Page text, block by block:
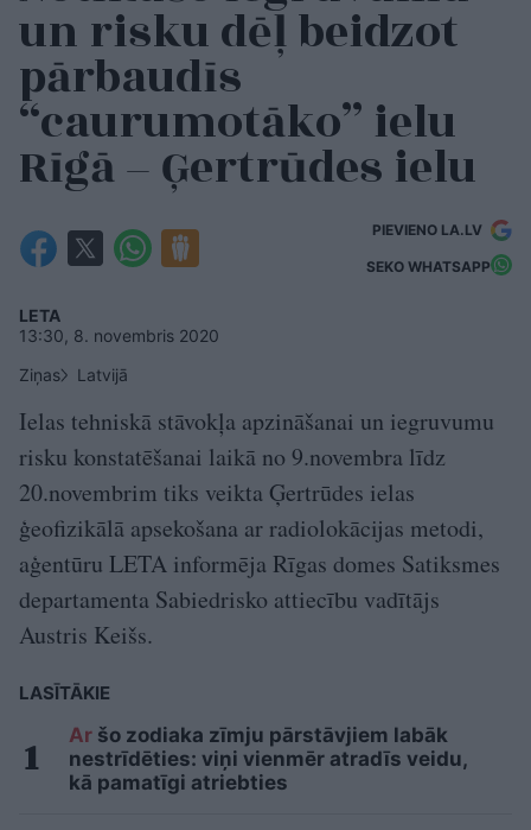
un risku dēļ beidzot
pārbaudīs
“caurumotāko” ielu
Rīgā – Ģertrūdes ielu
PIEVIENO LA.LV
SEKO WHATSAPP
LETA
13:30, 8. novembris 2020
Ziņas
Latvijā
Ielas tehniskā stāvokļa apzināšanai un iegruvumu
risku konstatēšanai laikā no 9.novembra līdz
20.novembrim tiks veikta Ģertrūdes ielas
ģeofizikālā apsekošana ar radiolokācijas metodi,
aģentūru LETA informēja Rīgas domes Satiksmes
departamenta Sabiedrisko attiecību vadītājs
Austris Keišs.
LASĪTĀKIE
Ar šo zodiaka zīmju pārstāvjiem labāk
nestrīdēties: viņi vienmēr atradīs veidu,
kā pamatīgi atriebties